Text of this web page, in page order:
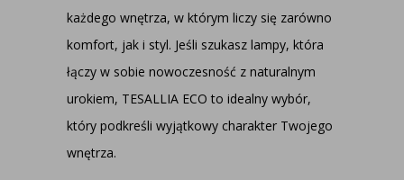
każdego wnętrza, w którym liczy się zarówno
komfort, jak i styl. Jeśli szukasz lampy, która
łączy w sobie nowoczesność z naturalnym
urokiem, TESALLIA ECO to idealny wybór,
który podkreśli wyjątkowy charakter Twojego
wnętrza.